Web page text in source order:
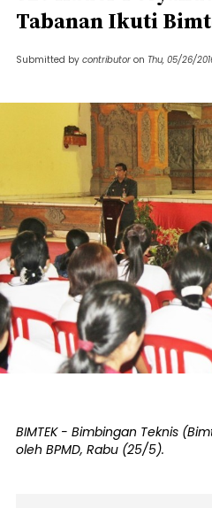
Tabanan Ikuti
Submitted by contributor on Thu, 05/26/
BIMTEK - Bimbingan Teknis
oleh BPMD, Rabu (25/5).